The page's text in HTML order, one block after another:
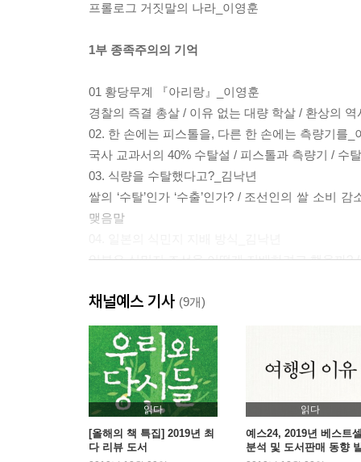
프롤로그 거짓말의 나라_이영훈
1부 종족주의의 기억
01 황당무계 『아리랑』_이영훈
경찰의 즉결 총살 / 이유 없는 대량 학살 / 환상의 역
02. 한 손에는 피스톨을, 다른 한 손에는 측량기를_
국사 교과서의 40% 수탈설 / 피스톨과 측량기 / 수
03. 식량을 수탈했다고?_김낙년
쌀의 ‘수탈’인가 ‘수출’인가? / 조선인의 쌀 소비
맺음말
일본은 식민지 조선을 어떻게 지배하려고 했을까
역사왜곡의 출발 / ‘강제징용’이라는 허구 / 한국
06. 과연‘강제노동’ㆍ‘노예노동’이었나?_이우연
일본으로 끌려간 조선인들은 노예처럼 일했다 /
07. 조선인 임금 차별의 허구성_이우연
정치적 목적의 임금 차별론 / 조선인-일본인 임금
08 육군특별지원병, 이들은 누구인가?_정안기
육군특별지원병제란? / 육군특별지원병이란? / 제
09. 학도지원병, 기억과 망각의 정치사_정안기
채널예스 기사 (9개)
읽다
[올해의 책 특집] 2019년 최
다 리뷰 도서
읽다
예스24, 2019년 베스트
분석 및 도서판매 동향